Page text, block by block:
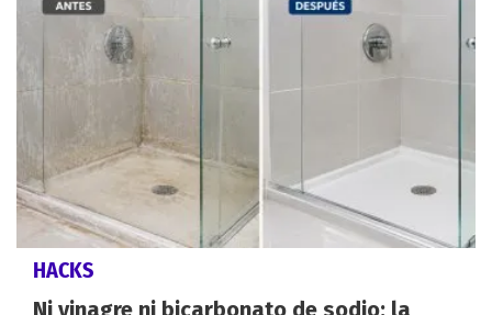
HACKS
Ni vinagre ni bicarbonato de sodio: la